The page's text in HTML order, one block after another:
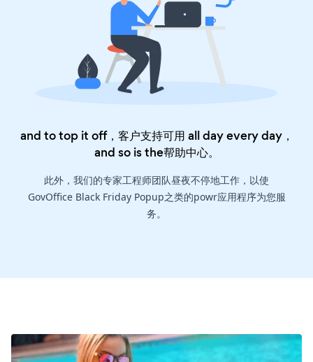
and to top it off，客户支持可用 all day every day，
and so is the帮助中心。
此外，我们的专家工程师团队昼夜不停地工作，以使
GovOffice Black Friday Popup之类的powr应用程序为您服
务。